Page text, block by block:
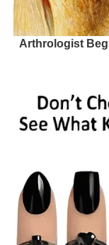
Arthrologist